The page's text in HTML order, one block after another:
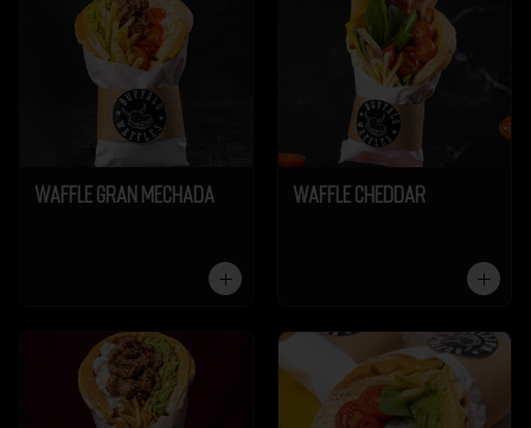
Waffle Gran Mechada Waffle Cheddar